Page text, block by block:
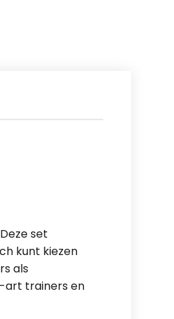
set
kunt kiezen
als
art trainers en